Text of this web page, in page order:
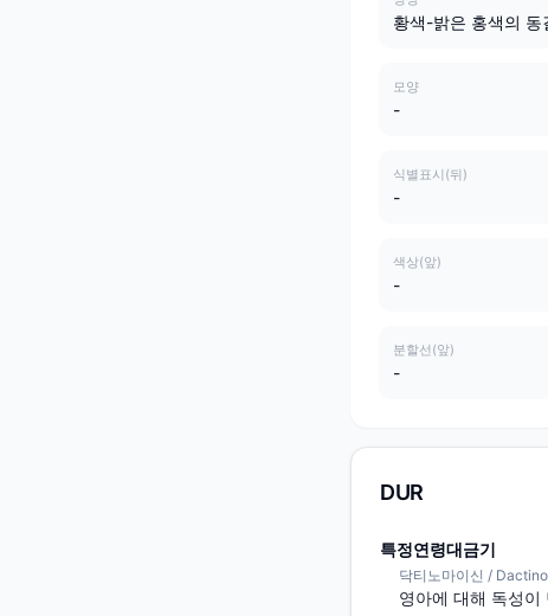
황색-밝은 홍색의
모양
-
식별표시(뒤)
-
색상(앞)
-
분할선(앞)
-
DUR
특정연령대금기
닥티노마이신 /
영아에 대해 독성이